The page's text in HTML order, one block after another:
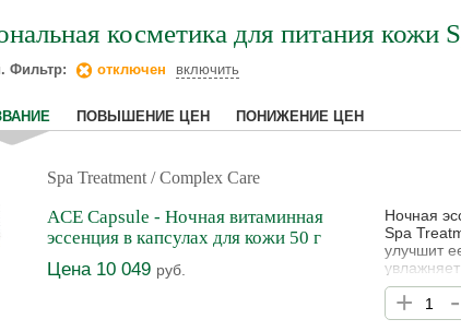
косметика для питания кожи
Фильтр: отключен включить
ПОВЫШЕНИЕ ЦЕН ПОНИЖЕНИЕ ЦЕН
Spa Treatment / Complex Care
ACE Capsule - Ночная витаминная
эссенция в капсулах для кожи 50 г
Цена 10 049 руб.
Ночная
Spa
улучшит
круги
ретинол?
+ -